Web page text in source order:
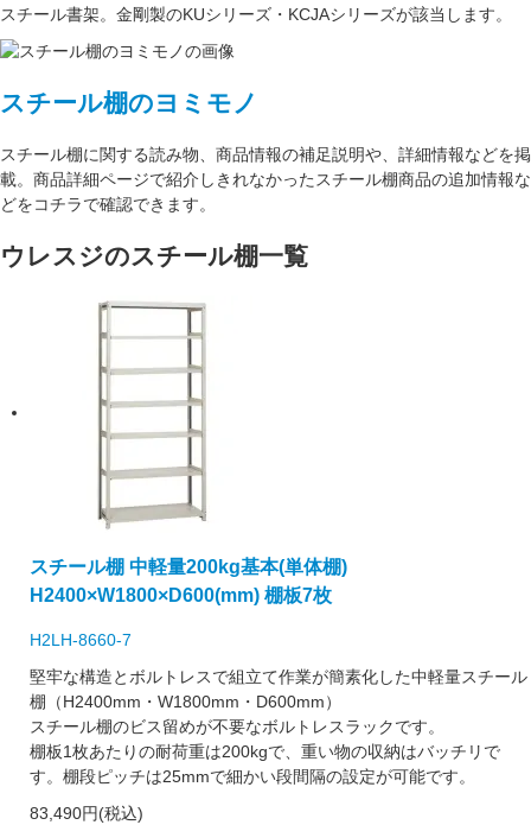
スチール書架。金剛製のKUシリーズ・KCJAシリーズが該当します。
スチール棚のヨミモノ
スチール棚に関する読み物、商品情報の補足説明や、詳細情報などを掲
載。商品詳細ページで紹介しきれなかったスチール棚商品の追加情報な
どをコチラで確認できます。
ウレスジのスチール棚一覧
スチール棚 中軽量200kg基本(単体棚)
H2400×W1800×D600(mm) 棚板7枚
H2LH-8660-7
堅牢な構造とボルトレスで組立て作業が簡素化した中軽量スチール
棚（H2400mm・W1800mm・D600mm）
スチール棚のビス留めが不要なボルトレスラックです。
棚板1枚あたりの耐荷重は200kgで、重い物の収納はバッチリで
す。棚段ピッチは25mmで細かい段間隔の設定が可能です。
83,490円(税込)